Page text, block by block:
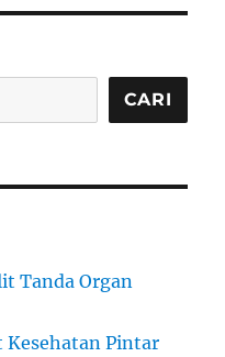
CARI
Tanda Organ
Kesehatan Pintar